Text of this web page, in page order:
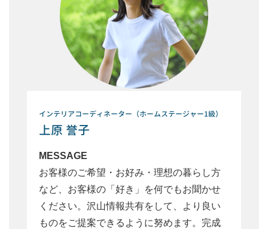
インテリアコーディネーター（ホームステージャー1級）
上原 誉子
MESSAGE
お客様のご希望・お好み・理想の暮らし方
など、お客様の「好き」を何でもお聞かせ
ください。沢山情報共有をして、より良い
ものをご提案できるように努めます。完成